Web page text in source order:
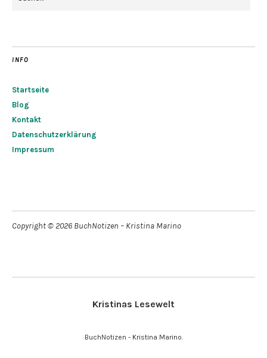
INFO
Startseite
Blog
Kontakt
Datenschutzerklärung
Impressum
Copyright © 2026 BuchNotizen – Kristina Marino
Kristinas Lesewelt
BuchNotizen - Kristina Marino